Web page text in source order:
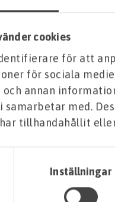
cookies
för att
för sociala
annan
samarbetar med.
tillhandahållit
Inställningar
som gör det enkelt
små till medelstora
som
flexibla och starka
binder samman
hållbarhet och